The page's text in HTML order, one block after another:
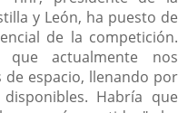
y León, ha puesto de
de la competición.
actualmente nos
espacio, llenando por
Habría que